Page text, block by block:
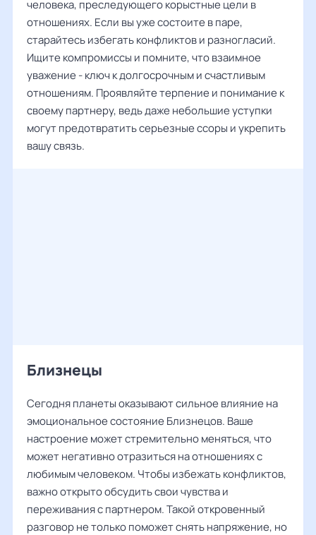
человека, преследующего корыстные цели в
отношениях. Если вы уже состоите в паре,
старайтесь избегать конфликтов и разногласий.
Ищите компромиссы и помните, что взаимное
уважение - ключ к долгосрочным и счастливым
отношениям. Проявляйте терпение и понимание к
своему партнеру, ведь даже небольшие уступки
могут предотвратить серьезные ссоры и укрепить
вашу связь.
Близнецы
Сегодня планеты оказывают сильное влияние на
эмоциональное состояние Близнецов. Ваше
настроение может стремительно меняться, что
может негативно отразиться на отношениях с
любимым человеком. Чтобы избежать конфликтов,
важно открыто обсудить свои чувства и
переживания с партнером. Такой откровенный
разговор не только поможет снять напряжение, но